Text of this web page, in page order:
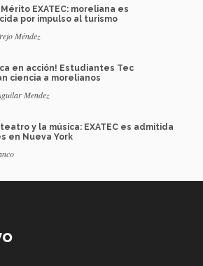
EXATEC: moreliana es
por impulso al turismo
Méndez
en acción! Estudiantes Tec
ciencia a morelianos
Mendez
y la música: EXATEC es admitida
en Nueva York